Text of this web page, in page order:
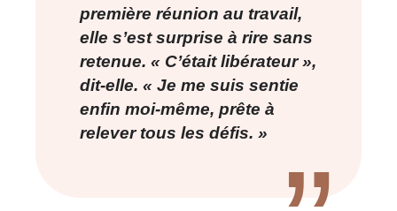
première réunion au travail,
elle s’est surprise à rire sans
retenue. « C’était libérateur »,
dit-elle. « Je me suis sentie
enfin moi-même, prête à
relever tous les défis. »